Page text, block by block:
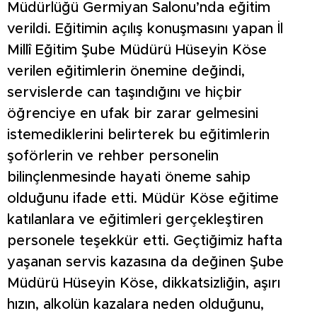
Müdürlüğü Germiyan Salonu’nda eğitim
verildi. Eğitimin açılış konuşmasını yapan İl
Millî Eğitim Şube Müdürü Hüseyin Köse
verilen eğitimlerin önemine değindi,
servislerde can taşındığını ve hiçbir
öğrenciye en ufak bir zarar gelmesini
istemediklerini belirterek bu eğitimlerin
şoförlerin ve rehber personelin
bilinçlenmesinde hayati öneme sahip
olduğunu ifade etti. Müdür Köse eğitime
katılanlara ve eğitimleri gerçekleştiren
personele teşekkür etti. Geçtiğimiz hafta
yaşanan servis kazasına da değinen Şube
Müdürü Hüseyin Köse, dikkatsizliğin, aşırı
hızın, alkolün kazalara neden olduğunu,